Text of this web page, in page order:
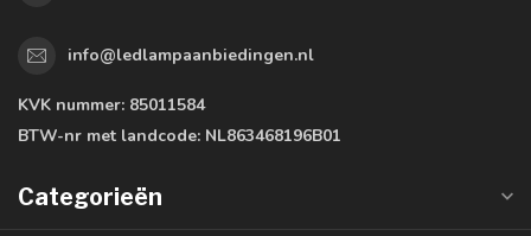
info@ledlampaanbiedingen.nl
KVK nummer: 85011584
BTW-nr met landcode: NL863468196B01
Categorieën